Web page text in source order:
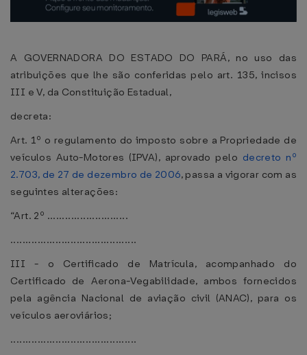
A GOVERNADORA DO ESTADO DO PARÁ, no uso das
atribuições que lhe são conferidas pelo art. 135, incisos
III e V, da Constituição Estadual,
decreta:
Art. 1º o regulamento do imposto sobre a Propriedade de
veículos Auto-Motores (IPVA), aprovado pelo decreto nº
2.703, de 27 de dezembro de 2006, passa a vigorar com as
seguintes alterações:
“Art. 2º ...........................
..........................................
III - o Certificado de Matrícula, acompanhado do
Certificado de Aerona-Vegabilidade, ambos fornecidos
pela agência Nacional de aviação civil (ANAC), para os
veículos aeroviários;
..........................................